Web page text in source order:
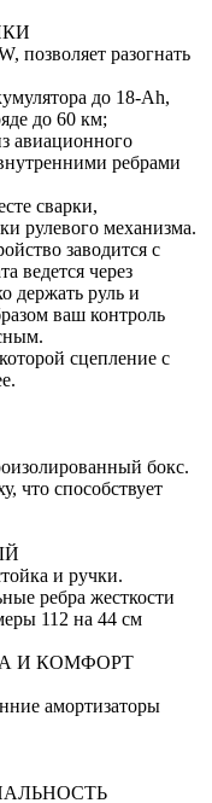
позволяет разогнать
до 18-Ah,
до 60 км;
авиационного
ребрами
сварки,
рулевого механизма.
заводится с
ведется через
держать руль и
ваш контроль
сцепление с
бокс.
что способствует
и ручки.
ребра жесткости
112 на 44 см
И КОМФОРТ
амортизаторы